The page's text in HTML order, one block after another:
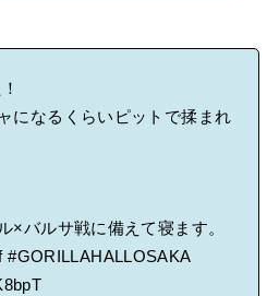
になるくらいピットで揉まれ
×バルサ戦に備えて寝ます。
#GORILLAHALLOSAKA